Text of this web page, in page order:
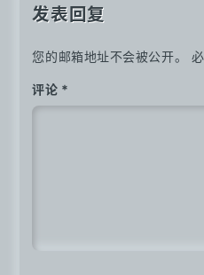
发表回复
您的邮箱地址不会被公开。
评论 *